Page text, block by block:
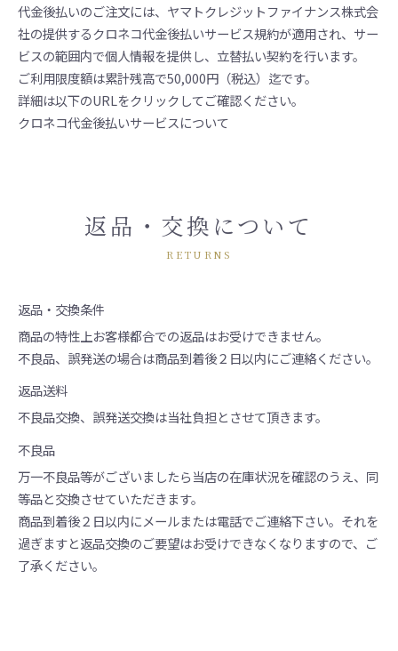
代金後払いのご注文には、ヤマトクレジットファイナンス株式会
社の提供するクロネコ代金後払いサービス規約が適用され、サー
ビスの範囲内で個人情報を提供し、立替払い契約を行います。
ご利用限度額は累計残高で50,000円（税込）迄です。
詳細は以下のURLをクリックしてご確認ください。
クロネコ代金後払いサービスについて
返品・交換について
RETURNS
返品・交換条件
商品の特性上お客様都合での返品はお受けできません。
不良品、誤発送の場合は商品到着後２日以内にご連絡ください。
返品送料
不良品交換、誤発送交換は当社負担とさせて頂きます。
不良品
万一不良品等がございましたら当店の在庫状況を確認のうえ、同
等品と交換させていただきます。
商品到着後２日以内にメールまたは電話でご連絡下さい。それを
過ぎますと返品交換のご要望はお受けできなくなりますので、ご
了承ください。